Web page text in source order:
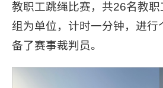
教职工跳绳比赛，共26名教职
组为单位，计时一分钟，进行
备了赛事裁判员。